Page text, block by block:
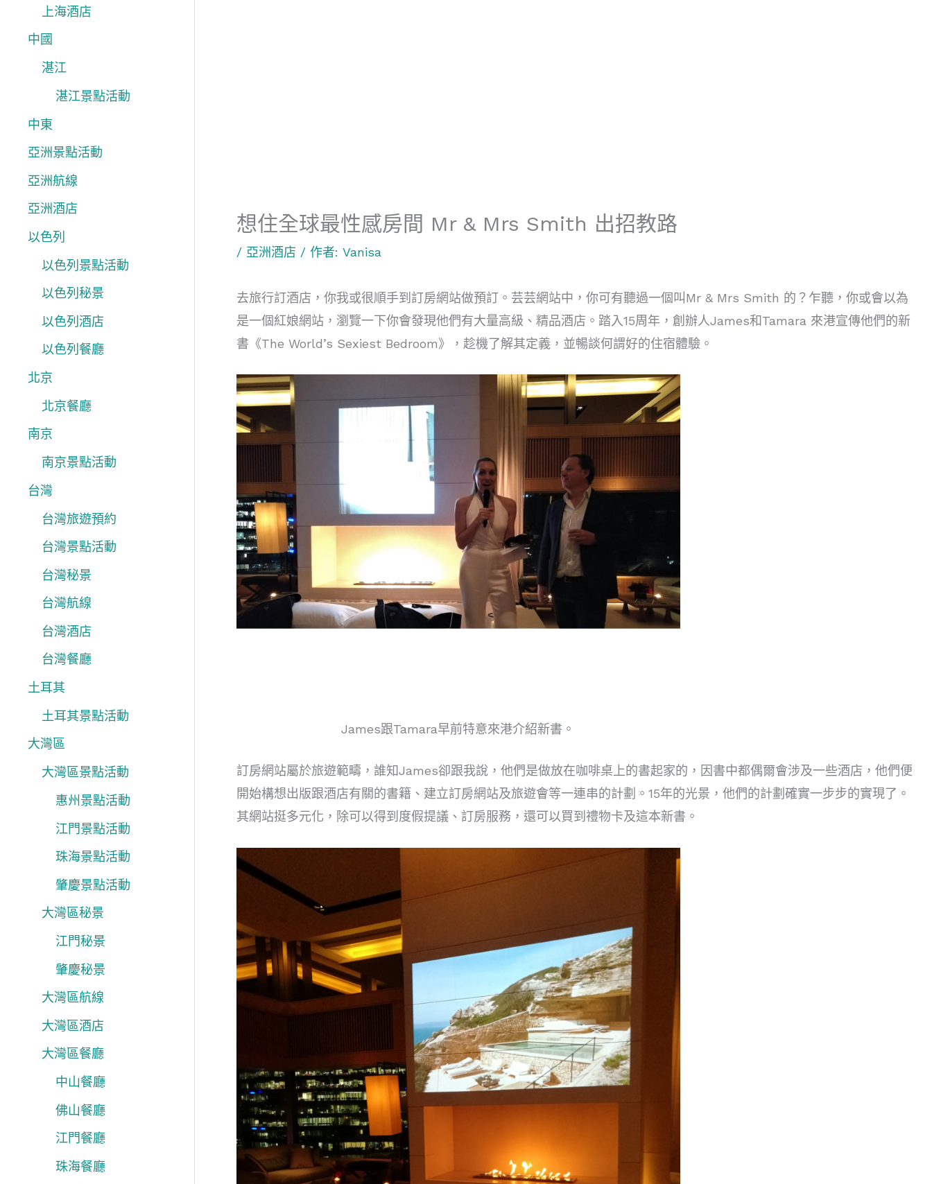
上海酒店
中國
湛江
湛江景點活動
中東
亞洲景點活動
亞洲航線
亞洲酒店
以色列
以色列景點活動
以色列秘景
以色列酒店
以色列餐廳
北京
北京餐廳
南京
南京景點活動
台灣
台灣旅遊預約
台灣景點活動
台灣秘景
台灣航線
台灣酒店
台灣餐廳
土耳其
土耳其景點活動
大灣區
大灣區景點活動
惠州景點活動
江門景點活動
珠海景點活動
肇慶景點活動
大灣區秘景
江門秘景
肇慶秘景
大灣區航線
大灣區酒店
大灣區餐廳
中山餐廳
佛山餐廳
江門餐廳
珠海餐廳
想住全球最性感房間 Mr & Mrs Smith 出招教路
/ 亞洲酒店 / 作者: Vanisa
去旅行訂酒店，你我或很順手到訂房網站做預訂。芸芸網站中，你可有聽過一個叫Mr & Mrs Smith 的？乍聽，你或會以為
是一個紅娘網站，瀏覽一下你會發現他們有大量高級、精品酒店。踏入15周年，創辦人James和Tamara 來港宣傳他們的新
書《The World’s Sexiest Bedroom》，趁機了解其定義，並暢談何謂好的住宿體驗。
James跟Tamara早前特意來港介紹新書。
訂房網站屬於旅遊範疇，誰知James卻跟我說，他們是做放在咖啡桌上的書起家的，因書中都偶爾會涉及一些酒店，他們便
開始構想出版跟酒店有關的書籍、建立訂房網站及旅遊會等一連串的計劃。15年的光景，他們的計劃確實一步步的實現了。
其網站挺多元化，除可以得到度假提議、訂房服務，還可以買到禮物卡及這本新書。